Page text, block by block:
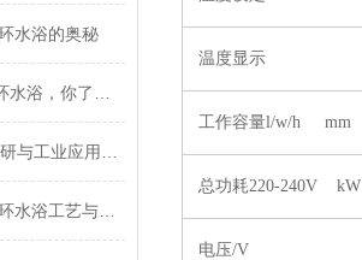
水浴的奥秘
温度显示
工作容量l/w/h mm
总功耗220-240V kW
电压/V